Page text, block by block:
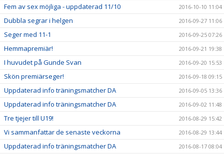
Fem av sex möjliga - uppdaterad 11/10 2016-10-10 11:04
Dubbla segrar i helgen 2016-09-27 11:06
Seger med 11-1 2016-09-25 07:26
Hemmapremiär! 2016-09-21 19:38
I huvudet på Gunde Svan 2016-09-20 15:53
Skön premiärseger! 2016-09-18 09:15
Uppdaterad info träningsmatcher DA 2016-09-05 13:36
Uppdaterad info träningsmatcher DA 2016-09-02 11:48
Tre tjejer till U19! 2016-08-29 15:42
Vi sammanfattar de senaste veckorna 2016-08-29 13:44
Uppdaterad info träningsmatcher DA 2016-08-17 08:04